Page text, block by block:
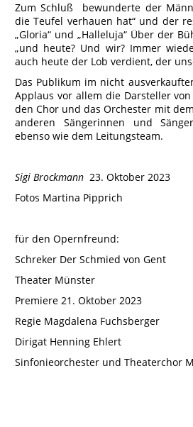
Zum Schluß bewunderte der
die Teufel verhauen hat“ und der
„Gloria“ und „Halleluja“ Über der
„und heute? Und wir? Immer
auch heute der Lob verdient, der
Das Publikum im nicht
Applaus vor allem die Darsteller
den Chor und das Orchester mit
anderen Sängerinnen und
ebenso wie dem Leitungsteam.
Sigi Brockmann 23. Oktober 2023
Fotos Martina Pipprich
für den Opernfreund:
Schreker Der Schmied von Gent
Theater Münster
Premiere 21. Oktober 2023
Regie Magdalena Fuchsberger
Dirigat Henning Ehlert
Sinfonieorchester und Theaterchor